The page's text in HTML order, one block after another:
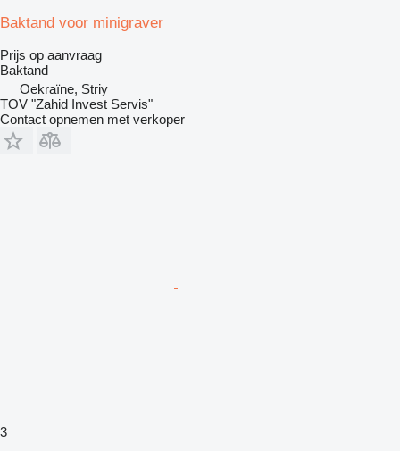
Baktand voor minigraver
Prijs op aanvraag
Baktand
Oekraïne, Striy
TOV "Zahid Invest Servis"
Contact opnemen met verkoper
3